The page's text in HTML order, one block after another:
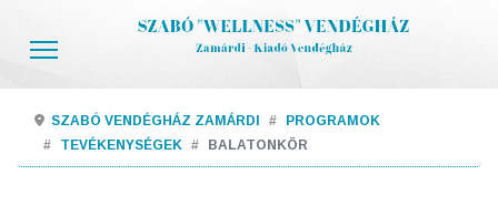
SZABÓ VENDÉGHÁZ ZAMÁRDI
PROGRAMOK
TEVÉKENYSÉGEK
BALATONKÖR